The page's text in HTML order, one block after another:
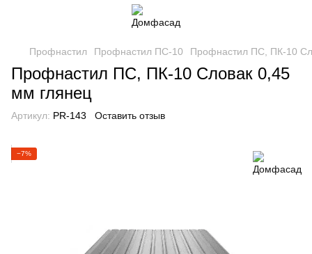
Профнастил Профнастил ПС-10 Профнастил ПС, ПК-10
Профнастил ПС, ПК-10 Словак 0,45
мм глянец
Артикул: PR-143 Оставить отзыв
−7%